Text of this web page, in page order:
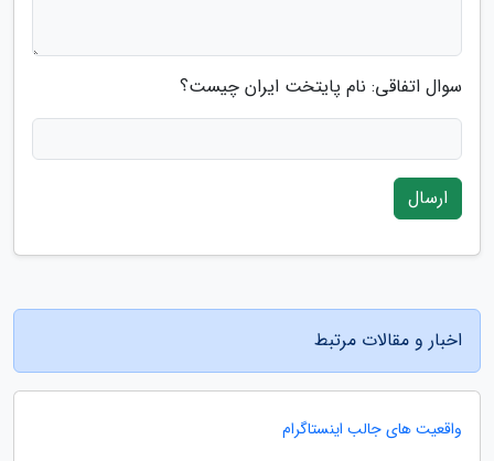
سوال اتفاقی: نام پایتخت ایران چیست؟
ارسال
اخبار و مقالات مرتبط
واقعیت های جالب اینستاگرام